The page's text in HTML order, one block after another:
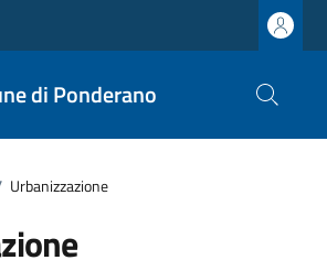
di Ponderano
Urbanizzazione